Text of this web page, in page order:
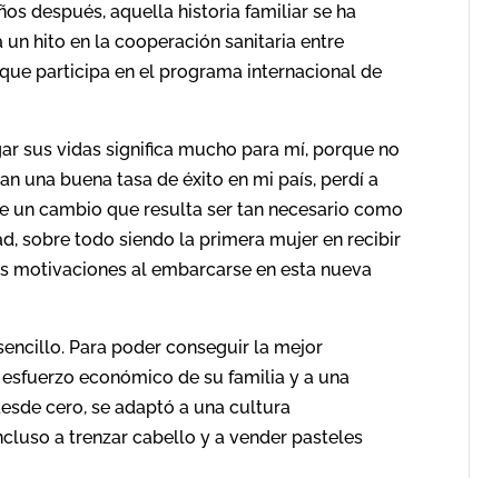
después, aquella historia familiar se ha
hito en la cooperación sanitaria entre
participa en el programa internacional de
sus vidas significa mucho para mí, porque no
una buena tasa de éxito en mi país, perdí a
cambio que resulta ser tan necesario como
sobre todo siendo la primera mujer en recibir
motivaciones al embarcarse en esta nueva
Para poder conseguir la mejor
económico de su familia y a una
cero, se adaptó a una cultura
a trenzar cabello y a vender pasteles